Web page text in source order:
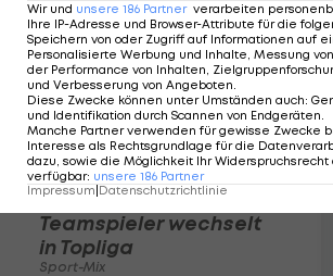
Karrieresprung! ÖVV-
Teamspieler wechselt
in Topliga
Sport-Mix
Wir und unsere 186 Partner verarbeiten
Ihre IP-Adresse und Browser-Attribute für die
Speichern von oder Zugriff auf Informationen auf
Personalisierte Werbung und Inhalte, Messung
der Performance von Inhalten,
und Verbesserung von Angeboten.
Diese Zwecke können unter Umständen auch:
und Identifikation durch Scannen von Endgeräten.
Manche Partner verwenden für gewisse Zwecke
Interesse als Rechtsgrundlage für die
dazu, sowie die Möglichkeit Ihr
verfügbar: unsere 186 Partner
Impressum Datenschutzrichtlinie